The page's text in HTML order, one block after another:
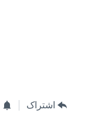
اشتراک